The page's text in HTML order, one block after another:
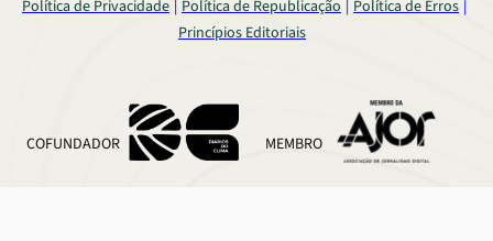
Política de Privacidade Política de Republicação
Política de Erros
Princípios Editoriais
COFUNDADOR MEMBRO